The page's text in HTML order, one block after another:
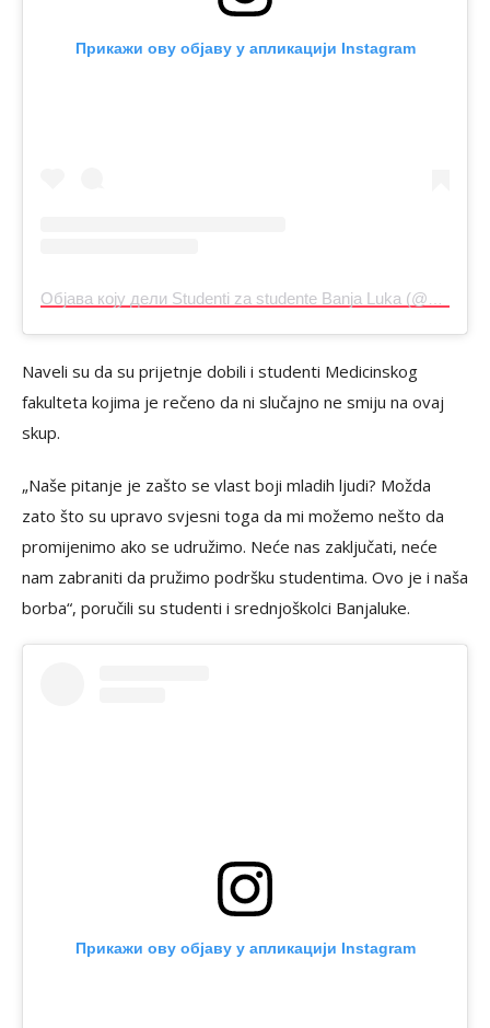
Прикажи ову објаву у апликацији Instagram
Naveli su da su prijetnje dobili i studenti Medicinskog
fakulteta kojima je rečeno da ni slučajno ne smiju na ovaj
skup.
„Naše pitanje je zašto se vlast boji mladih ljudi? Možda
zato što su upravo svjesni toga da mi možemo nešto da
promijenimo ako se udružimo. Neće nas zaključati, neće
nam zabraniti da pružimo podršku studentima. Ovo je i naša
borba“, poručili su studenti i srednjoškolci Banjaluke.
Прикажи ову објаву у апликацији Instagram